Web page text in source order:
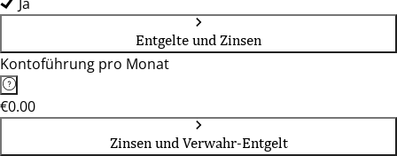
Entgelte und Zinsen
Kontoführung pro Monat
€0.00
Zinsen und Verwahr-Entgelt